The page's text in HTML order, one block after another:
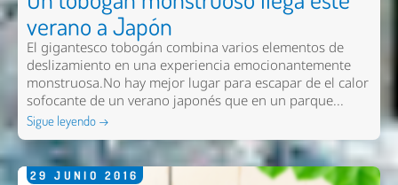
verano a Japón
El gigantesco tobogán combina varios elementos de
deslizamiento en una experiencia emocionantemente
monstruosa.No hay mejor lugar para escapar de el calor
sofocante de un verano japonés que en un parque...
Sigue leyendo →
29 JUNIO 2016